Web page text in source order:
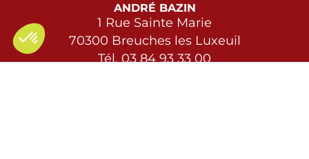
ANDRÉ BAZIN
1 Rue Sainte Marie
70300 Breuches les Luxeuil
Tél. 03 84 93 33 00